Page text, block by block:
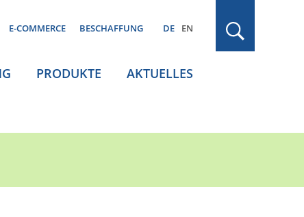
E-COMMERCE BESCHAFFUNG DE EN
PRODUKTE AKTUELLES